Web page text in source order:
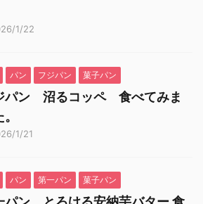
1/22
パン フジパン 菓子パン
パン 沼るコッペ 食べてみま
1/21
パン 第一パン 菓子パン